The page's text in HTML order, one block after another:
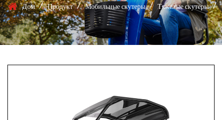
Дом / Продукт / Мобильные скутеры / Тяжелые скутеры /